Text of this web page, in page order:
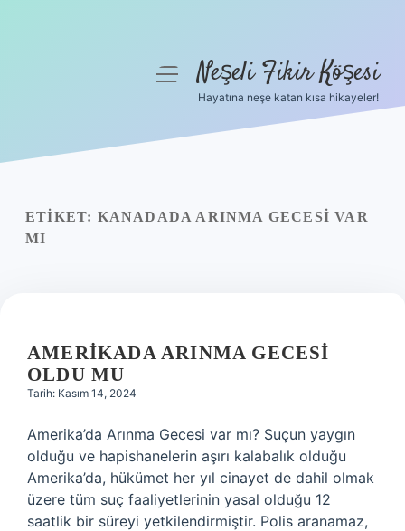
Yasal Uyarı
menüyüNeşeli Fikir Köşesi
Hayatına neşe katan kısa hikayeler!
ETIKET: KANADADA ARINMA GECESI VAR
MI
AMERIKADA ARINMA GECESI
OLDU MU
Tarih: Kasım 14, 2024
Amerika’da Arınma Gecesi var mı? Suçun yaygın
olduğu ve hapishanelerin aşırı kalabalık olduğu
Amerika’da, hükümet her yıl cinayet de dahil olmak
üzere tüm suç faaliyetlerinin yasal olduğu 12
saatlik bir süreyi yetkilendirmiştir. Polis aranamaz,